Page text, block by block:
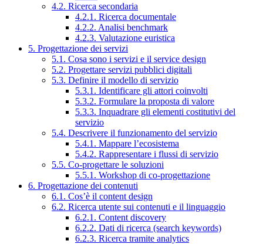
4.2. Ricerca secondaria
4.2.1. Ricerca documentale
4.2.2. Analisi benchmark
4.2.3. Valutazione euristica
5. Progettazione dei servizi
5.1. Cosa sono i servizi e il service design
5.2. Progettare servizi pubblici digitali
5.3. Definire il modello di servizio
5.3.1. Identificare gli attori coinvolti
5.3.2. Formulare la proposta di valore
5.3.3. Inquadrare gli elementi costitutivi del
servizio
5.4. Descrivere il funzionamento del servizio
5.4.1. Mappare l’ecosistema
5.4.2. Rappresentare i flussi di servizio
5.5. Co-progettare le soluzioni
5.5.1. Workshop di co-progettazione
6. Progettazione dei contenuti
6.1. Cos’è il content design
6.2. Ricerca utente sui contenuti e il linguaggio
6.2.1. Content discovery
6.2.2. Dati di ricerca (search keywords)
6.2.3. Ricerca tramite analytics